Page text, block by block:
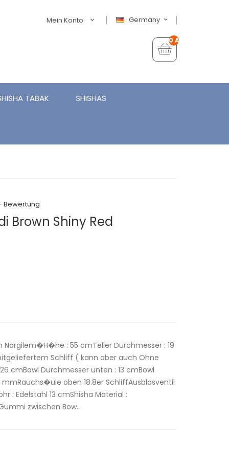
Germany
Mein Konto
0 Artikel - €0,00
TABAK SHISHAS
Bewertung
Brown Shiny Red
Nargilem�H�he : 55 cmTeller Durchmesser : 19
Schliff ( kann aber auch Ohne
cmBowl Durchmesser unten : 13 cmBowl
oben 18.8er SchliffAusblasventil
: Edelstahl 13 cmShisha Material :
zwischen Bow..